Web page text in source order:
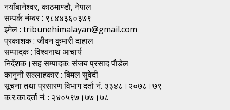
नयाँबानेश्वर, काठमाण्डाै, नेपाल
सम्पर्क नंम्बर : ९८४४३६०३७९
इमेल : tribunehimalayan@gmail.com
प्रकाशक : जीवन कुमारी दाहाल
सम्पादक : विश्वनाथ आचार्य
निर्देशक।सह सम्पादक: संजय प्रसाद पाैडेल
कानुनी सल्लाहकार : बिमल सुवेदी
सूचना तथा प्रसारण विभाग दर्ता नं. ३३४८।२०७८।७९
क.र.का.दर्ता नं. : २४०५९७।७७।७८